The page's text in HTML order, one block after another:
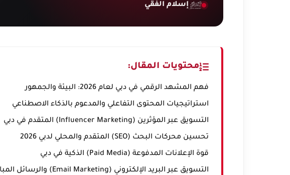
إسلام الفقي
محتويات المقال:
فهم المشهد الرقمي في دبي لعام 2026: البيئة والجمهور
استراتيجيات المحتوى التفاعلي والمدعوم بالذكاء الاصطناعي
التسويق عبر المؤثرين (Influencer Marketing) المتقدم في دبي
تحسين محركات البحث (SEO) المتقدم والمحلي لدبي 2026
قوة الإعلانات المدفوعة (Paid Media) الذكية في دبي
التسويق عبر البريد الإلكتروني (Email Marketing) والرسائل المباشرة المخصصة